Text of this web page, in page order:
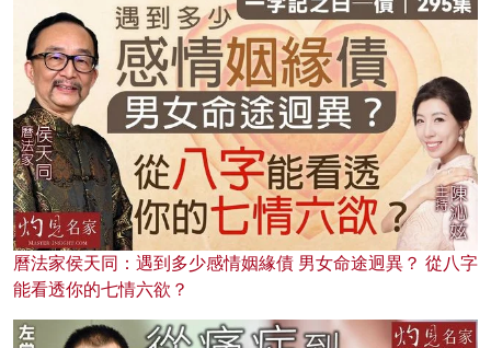
曆法家侯天同：遇到多少感情姻緣債 男女命途迥異？ 從八字
能看透你的七情六欲？